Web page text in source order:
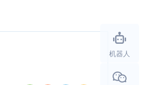
机器人